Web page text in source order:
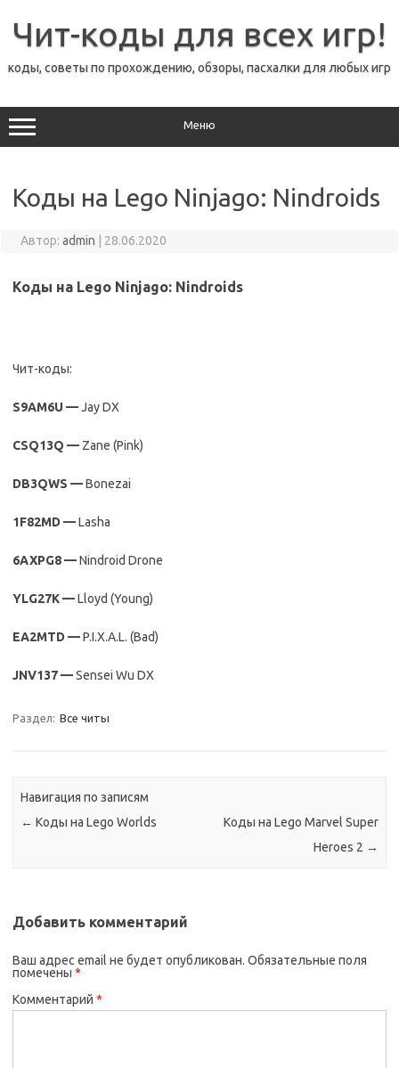
содержимому
Чит-коды для всех игр!
коды, советы по прохождению, обзоры, пасхалки для любых игр
Меню
Коды на Lego Ninjago: Nindroids
Автор: admin 28.06.2020
Коды на Lego Ninjago: Nindroids
Чит-коды:
S9AM6U —Jay DX
CSQ13Q — Zane (Pink)
DB3QWS —Bonezai
1F82MD —Lasha
6AXPG8 —Nindroid Drone
YLG27K —Lloyd (Young)
EA2MTD —P.I.X.A.L. (Bad)
JNV137 —Sensei Wu DX
Раздел: Все читы
Навигация по записям
← Коды на Lego Worlds
Коды на Lego Marvel Super
Heroes 2 →
Добавить комментарий
Ваш адрес email не будет опубликован. Обязательные поля
помечены *
Комментарий *